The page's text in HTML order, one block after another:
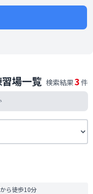
場一覧 検索結果3 件
ら徒歩10分